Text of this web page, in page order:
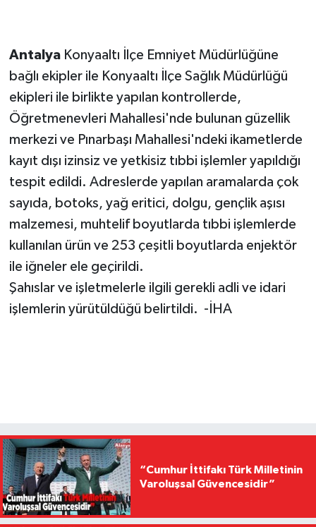
AntalyaKonyaaltı İlçe Emniyet Müdürlüğüne
bağlı ekipler ile Konyaaltı İlçe Sağlık Müdürlüğü
ekipleri ile birlikte yapılan kontrollerde,
Öğretmenevleri Mahallesi'nde bulunan güzellik
merkezi ve Pınarbaşı Mahallesi'ndeki ikametlerde
kayıt dışı izinsiz ve yetkisiz tıbbi işlemler yapıldığı
tespit edildi. Adreslerde yapılan aramalarda çok
sayıda, botoks, yağ eritici, dolgu, gençlik aşısı
malzemesi, muhtelif boyutlarda tıbbi işlemlerde
kullanılan ürün ve 253 çeşitli boyutlarda enjektör
ile iğneler ele geçirildi.
Şahıslar ve işletmelerle ilgili gerekli adli ve idari
işlemlerin yürütüldüğü belirtildi. -İHA
“Cumhur İttifakı Türk Milletinin
Varoluşsal Güvencesidir”